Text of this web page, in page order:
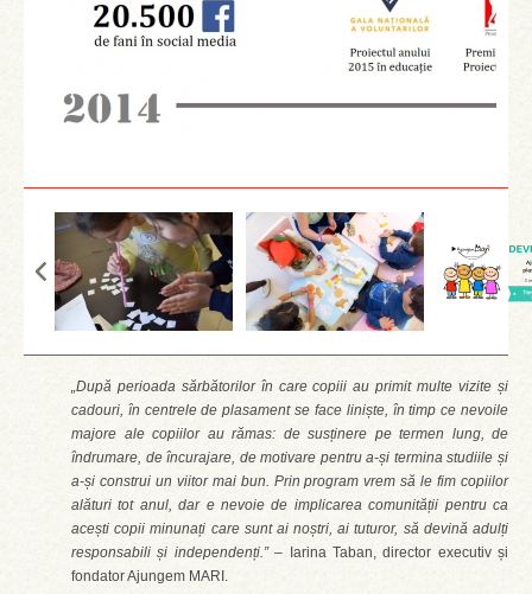
„După perioada sărbătorilor în care copiii au primit multe vizite și
cadouri, în centrele de plasament se face liniște, în timp ce nevoile
majore ale copiilor au rămas: de susținere pe termen lung, de
îndrumare, de încurajare, de motivare pentru a-și termina studiile și
a-și construi un viitor mai bun. Prin program vrem să le fim copiilor
alături tot anul, dar e nevoie de implicarea comunității pentru ca
acești copii minunați care sunt ai noștri, ai tuturor, să devină adulți
responsabili și independenți.”– Iarina Taban, director executiv și
fondator Ajungem MARI.